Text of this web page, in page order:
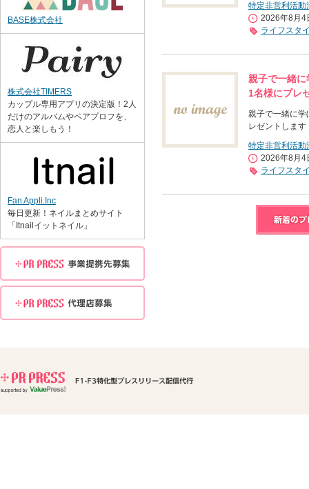
特定非営利活動
2026年8月4
ライフスタ
親子で一緒
1名様にプレ
親子で一緒に学
レゼントします
特定非営利活動
2026年8月4
ライフスタ
BASE株式会社
株式会社TIMERS
カップル専用アプリの決定版！2人
だけのアルバムやペアプロフを、
恋人と楽しもう！
Fan Appli.Inc
毎日更新！ネイルまとめサイト
「Itnailイットネイル」